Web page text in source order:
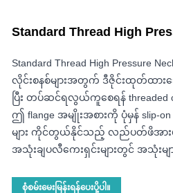
Standard Thread High
Standard Thread High Pressure
လိုင်းစနစ်များအတွက် ဒီဇိုင်းထုတ်ထားသ
ပြီး တပ်ဆင်ရလွယ်ကူစေရန် threaded
ဤ flange အမျိုးအစားကို ပုံမှန် slip-
များ ကိုင်တွယ်နိုင်သည့် လည်ပတ်ဖိအားမ
အသုံးချပလီကေးရှင်းများတွင် အသုံးမ
စုံစမ်းမေးမြန်းရန်ပေးပို့ပါ။